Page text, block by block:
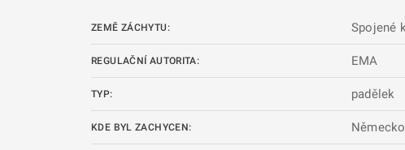
ZEMĚ ZÁCHYTU: Spojené
REGULAČNÍ AUTORITA: EMA
TYP: padělek
KDE BYL ZACHYCEN: Německo